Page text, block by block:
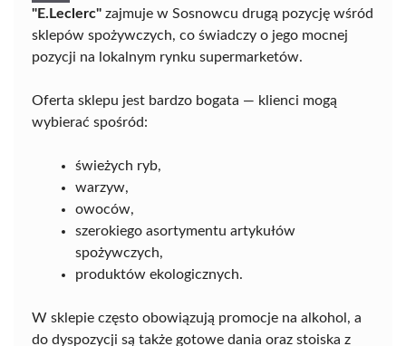
"E.Leclerc" zajmuje w Sosnowcu drugą pozycję wśród
sklepów spożywczych, co świadczy o jego mocnej
pozycji na lokalnym rynku supermarketów.
Oferta sklepu jest bardzo bogata — klienci mogą
wybierać spośród:
świeżych ryb,
warzyw,
owoców,
szerokiego asortymentu artykułów
spożywczych,
produktów ekologicznych.
W sklepie często obowiązują promocje na alkohol, a
do dyspozycji są także gotowe dania oraz stoiska z